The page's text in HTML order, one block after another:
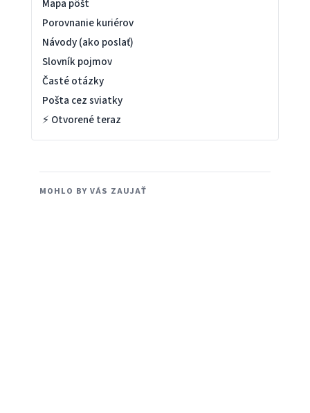
Mapa pôšt
Porovnanie kuriérov
Návody (ako poslať)
Slovník pojmov
Časté otázky
Pošta cez sviatky
⚡ Otvorené teraz
MOHLO BY VÁS ZAUJAŤ